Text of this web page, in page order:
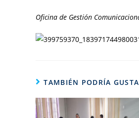
Oficina de Gestión
TAMBIÉN PODRÍA